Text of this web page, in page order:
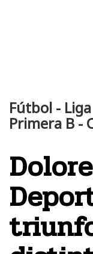
Fútbol -
Primera B -